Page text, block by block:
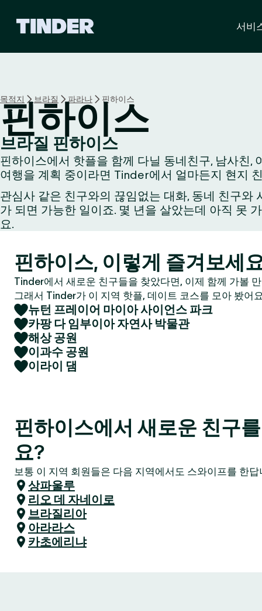
홈
서비
목적지 브라질 파라나 핀하이스
핀하이스
브라질 핀하이스
핀하이스에서 핫플을 함께 다닐 동네친구, 남사친,
여행을 계획 중이라면 Tinder에서 얼마든지 현지
관심사 같은 친구와의 끊임없는 대화, 동네 친구
가 되면 가능한 일이죠. 몇 년을 살았는데 아직 못
요.
핀하이스, 이렇게 즐겨보세
Tinder에서 새로운 친구들을 찾았다면, 이제 함께 가볼
그래서 Tinder가 이 지역 핫플, 데이트 코스를 모아 봤어
뉴턴 프레이어 마이아 사이언스 파크
카팡 다 임부이아 자연사 박물관
해상 공원
이과수 공원
이라이 댐
핀하이스에서 새로운 친구
요?
보통 이 지역 회원들은 다음 지역에서도 스와이프를 한답
상파울루
리오 데 자네이로
브라질리아
아라라스
카초에리냐